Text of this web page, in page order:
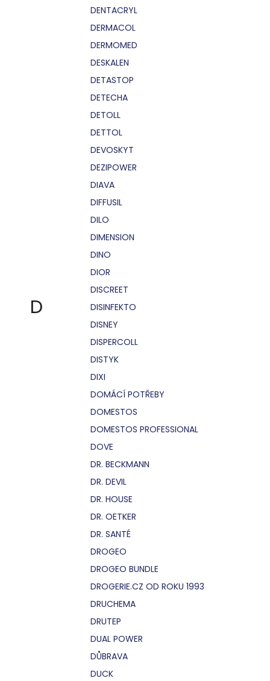
D
DENTACRYL
DERMACOL
DERMOMED
DESKALEN
DETASTOP
DETECHA
DETOLL
DETTOL
DEVOSKYT
DEZIPOWER
DIAVA
DIFFUSIL
DILO
DIMENSION
DINO
DIOR
DISCREET
DISINFEKTO
DISNEY
DISPERCOLL
DISTYK
DIXI
DOMÁCÍ POTŘEBY
DOMESTOS
DOMESTOS PROFESSIONAL
DOVE
DR. BECKMANN
DR. DEVIL
DR. HOUSE
DR. OETKER
DR. SANTÉ
DROGEO
DROGEO BUNDLE
DROGERIE.CZ OD ROKU 1993
DRUCHEMA
DRUTEP
DUAL POWER
DŮBRAVA
DUCK